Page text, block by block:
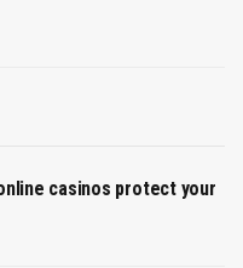
casinos protect your